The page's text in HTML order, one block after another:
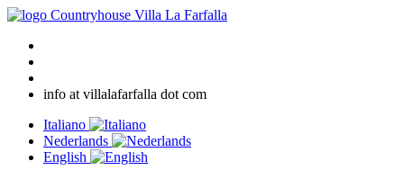
info at villalafarfalla dot com
Italiano
Nederlands
English